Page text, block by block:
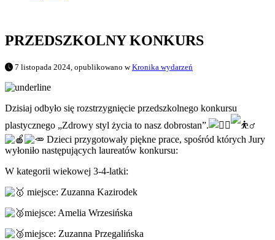
PRZEDSZKOLNY KONKURS
7 listopada 2024, opublikowano wKronika wydarzeń
Dzisiaj odbyło się rozstrzygnięcie przedszkolnego konkursu
plastycznego „Zdrowy styl życia to nasz dobrostan”.
Dzieci przygotowały piękne prace, spośród których Jury
wyłoniło następujących laureatów konkursu:
W kategorii wiekowej 3-4-latki:
miejsce: Zuzanna Kazirodek
miejsce: Amelia Wrzesińska
miejsce: Zuzanna Przegalińska